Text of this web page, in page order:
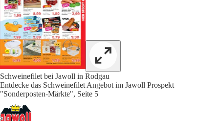
Schweinefilet bei Jawoll in Rodgau
Entdecke das Schweinefilet Angebot im Jawoll Prospekt
"Sonderposten-Märkte", Seite 5